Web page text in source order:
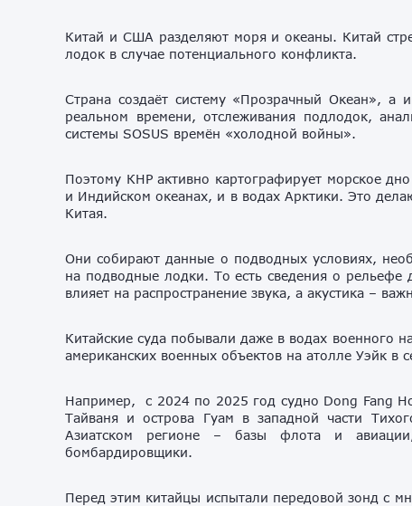
Китай и США разделяют моря и океаны. Китай
лодок в случае потенциального конфликта.
Страна создаёт систему «Прозрачный Океан», а
реальном времени, отслеживания подлодок,
системы SOSUS времён «холодной войны».
Поэтому КНР активно картографирует морское
и Индийском океанах, и в водах Арктики. Это
Китая.
Они собирают данные о подводных условиях,
на подводные лодки. То есть сведения о рельефе
влияет на распространение звука, а акустика –
Китайские суда побывали даже в водах военного
американских военных объектов на атолле Уэйк в
Например, с 2024 по 2025 год судно Dong Fang
Тайваня и острова Гуам в западной части
Азиатском регионе – базы флота и
бомбардировщики.
Перед этим китайцы испытали передовой зонд с